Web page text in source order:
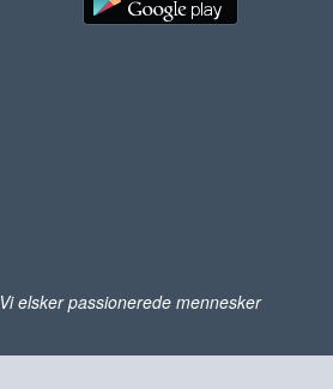
Vi elsker passionerede mennesker